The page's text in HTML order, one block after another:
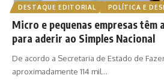
DESTAQUE EDITORIAL POLÍTICA E
Micro e pequenas empresas têm
para aderir ao Simples Nacional
De acordo a Secretaria de Estado de
aproximadamente 114 mil…